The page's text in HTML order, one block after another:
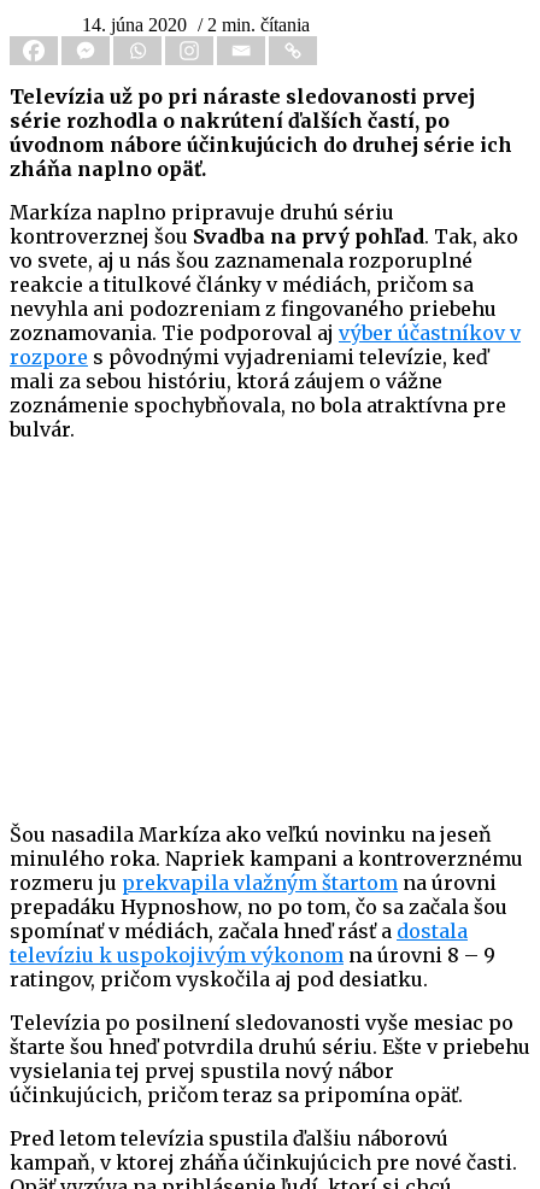
14. júna 2020 / 2 min. čítania
Televízia už po pri náraste sledovanosti prvej
série rozhodla o nakrútení ďalších častí, po
úvodnom nábore účinkujúcich do druhej série ich
zháňa naplno opäť.
Markíza naplno pripravuje druhú sériu
kontroverznej šou Svadba na prvý pohľad. Tak, ako
vo svete, aj u nás šou zaznamenala rozporuplné
reakcie a titulkové články v médiách, pričom sa
nevyhla ani podozreniam z fingovaného priebehu
zoznamovania. Tie podporoval aj výber účastníkov v
rozpore s pôvodnými vyjadreniami televízie, keď
mali za sebou históriu, ktorá záujem o vážne
zoznámenie spochybňovala, no bola atraktívna pre
bulvár.
Šou nasadila Markíza ako veľkú novinku na jeseň
minulého roka. Napriek kampani a kontroverznému
rozmeru ju prekvapila vlažným štartom na úrovni
prepadáku Hypnoshow, no po tom, čo sa začala šou
spomínať v médiách, začala hneď rásť a dostala
televíziu k uspokojivým výkonom na úrovni 8 – 9
ratingov, pričom vyskočila aj pod desiatku.
Televízia po posilnení sledovanosti vyše mesiac po
štarte šou hneď potvrdila druhú sériu. Ešte v priebehu
vysielania tej prvej spustila nový nábor
účinkujúcich, pričom teraz sa pripomína opäť.
Pred letom televízia spustila ďalšiu náborovú
kampaň, v ktorej zháňa účinkujúcich pre nové časti.